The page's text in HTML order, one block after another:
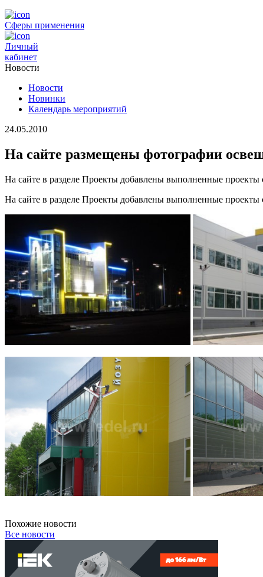
Сферы применения
Личный
кабинет
Новости
Новости
Новинки
Календарь мероприятий
24.05.2010
На сайте размещены фотографии
На сайте в разделе Проекты добавлены выполненные проекты
На сайте в разделе Проекты добавлены выполненные проекты
Похожие новости
Все новости